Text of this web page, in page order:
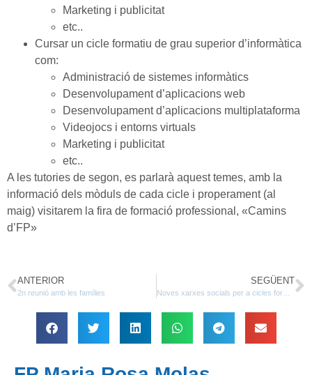
Marketing i publicitat
etc..
Cursar un cicle formatiu de grau superior d’informàtica
com:
Administració de sistemes informàtics
Desenvolupament d’aplicacions web
Desenvolupament d’aplicacions multiplataforma
Videojocs i entorns virtuals
Marketing i publicitat
etc..
A les tutories de segon, es parlarà aquest temes, amb la
informació dels mòduls de cada cicle i properament (al
maig) visitarem la fira de formació professional, «Camins
d’FP»
ANTERIOR
2n reunió amb les famílies
SEGÜENT
Noves xarxes socials per a cicles formatius: INSTAGRAM i FACEBOOK